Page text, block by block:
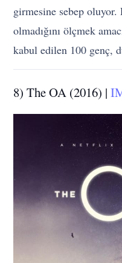
girmesine sebep
olmadığını ölçmek
kabul edilen 100 genç,
8) The OA (2016) |